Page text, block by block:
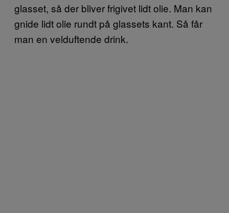
glasset, så der bliver frigivet lidt olie. Man kan
gnide lidt olie rundt på glassets kant. Så får
man en velduftende drink.